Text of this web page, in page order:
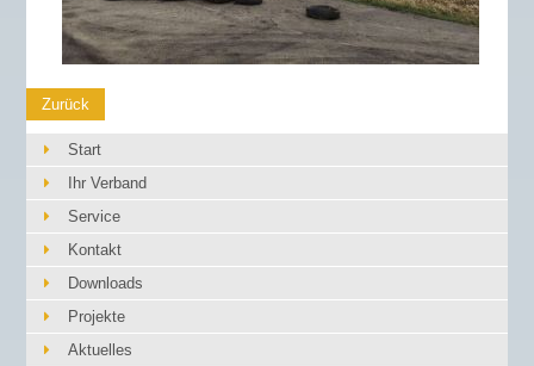
Zurück
Start
Ihr Verband
Service
Kontakt
Downloads
Projekte
Aktuelles